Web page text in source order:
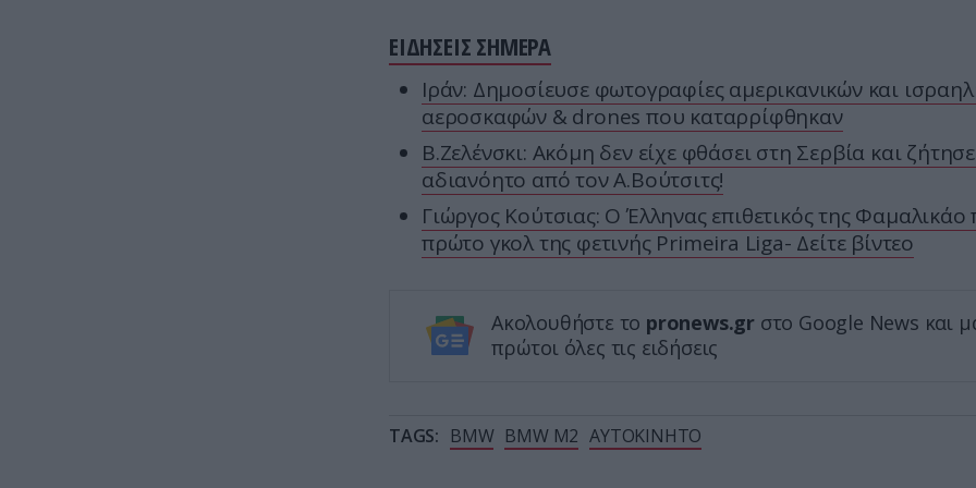
ΕΙΔΗΣΕΙΣ ΣΗΜΕΡΑ
Ιράν: Δημοσίευσε φωτογραφίες αμερικανικών και
αεροσκαφών & drones που καταρρίφθηκαν
Β.Ζελένσκι: Ακόμη δεν είχε φθάσει στη Σερβία και
αδιανόητο από τον Α.Βούτσιτς!
Γιώργος Κούτσιας: Ο Έλληνας επιθετικός της Φαμαλικάο
πρώτο γκολ της φετινής Primeira Liga- Δείτε βίντεο
Ακολουθήστε το pronews.gr στο Google News και
πρώτοι όλες τις ειδήσεις
TAGS: BMW BMW M2 ΑΥΤΟΚΙΝΗΤΟ